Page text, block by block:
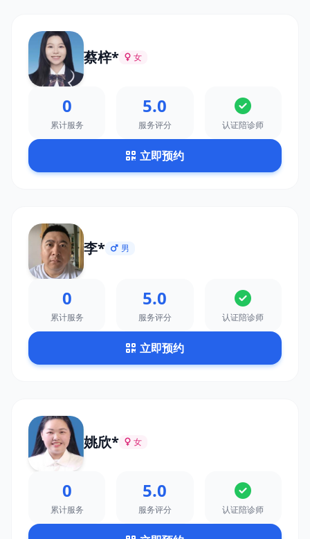
蔡梓* 女
0
累计服务
5.0
服务评分 认证陪诊师
立即预约
李* 男
0
累计服务
5.0
服务评分 认证陪诊师
立即预约
姚欣* 女
0
累计服务
5.0
服务评分 认证陪诊师